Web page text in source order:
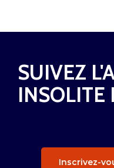
SUIVEZ
INSOLITE
Inscrivez-